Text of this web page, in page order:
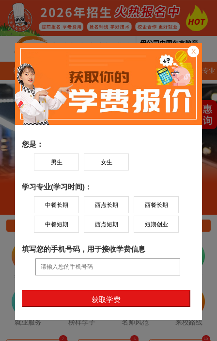
初中生专业 高中生专业 专业学费 就业技能专业
热门专业 报名条件
学校概况 专业设置 校园环境 学院动态
就业服务 榜样学子 名师风范 来校路线
7 5 10
X
您是：
男生 女生
学习专业(学习时间)：
中餐长期 西点长期 西餐长期
中餐短期 西点短期 短期创业
填写您的手机号码，用于接收学费信息